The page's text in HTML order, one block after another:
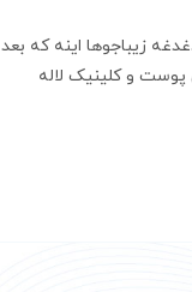
زیباجوها اینه که بعد
پوست و کلینیک لاله